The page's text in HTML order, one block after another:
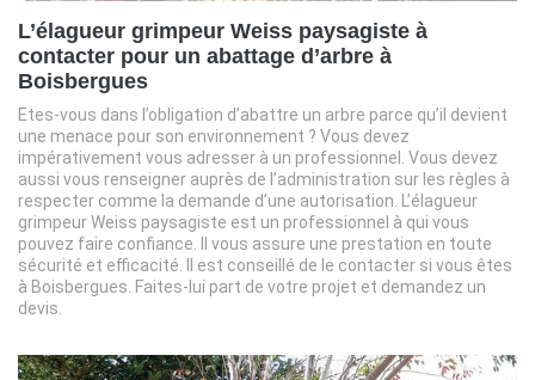
L’élagueur grimpeur Weiss paysagiste à
contacter pour un abattage d’arbre à
Boisbergues
Etes-vous dans l’obligation d’abattre un arbre parce qu’il devient
une menace pour son environnement ? Vous devez
impérativement vous adresser à un professionnel. Vous devez
aussi vous renseigner auprès de l’administration sur les règles à
respecter comme la demande d’une autorisation. L’élagueur
grimpeur Weiss paysagiste est un professionnel à qui vous
pouvez faire confiance. Il vous assure une prestation en toute
sécurité et efficacité. Il est conseillé de le contacter si vous êtes
à Boisbergues. Faites-lui part de votre projet et demandez un
devis.